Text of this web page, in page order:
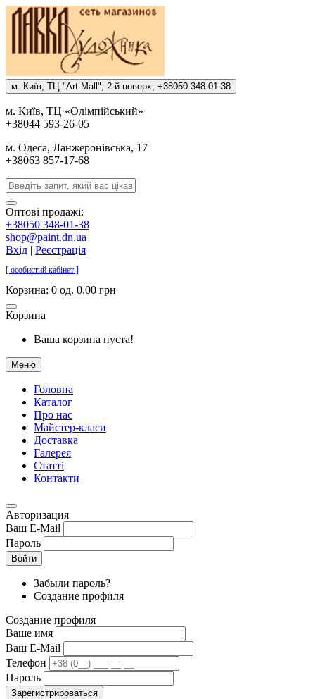
м. Киïв, ТЦ "Art Mall", 2-й поверх, +38050 348-01-38
м. Киïв, ТЦ «Олiмпiйський»
+38044 593-26-05
м. Одеса, Ланжеронiвська, 17
+38063 857-17-68
Оптові продажі:
+38050 348-01-38
shop@paint.dn.ua
Вхід | Реєстрація
[ особистий кабінет ]
Корзина: 0 од. 0.00 грн
Корзина
Ваша корзина пуста!
Меню
Головна
Каталог
Про нас
Майстер-класи
Доставка
Галерея
Статтi
Контакти
Авторизация
Ваш E-Mail
Пароль
Войти
Забыли пароль?
Создание профиля
Создание профиля
Ваше имя
Ваш E-Mail
Телефон
Пароль
Зарегистрироваться